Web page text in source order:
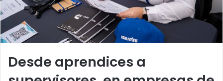
Desde aprendices a